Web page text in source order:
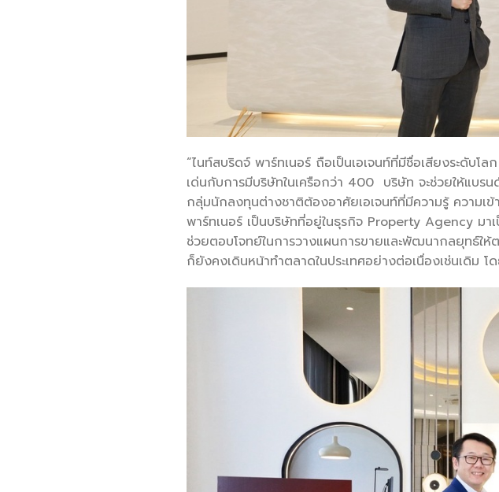
“ไนท์สบริดจ์ พาร์ทเนอร์ ถือเป็นเอเจนท์ที่มีชื่อเสียงระดับ
เด่นกับการมีบริษัทในเครือกว่า 400 บริษัท จะช่วยให้แบร
กลุ่มนักลงทุนต่างชาติต้องอาศัยเอเจนท์ที่มีความรู้ ความเข้
พาร์ทเนอร์ เป็นบริษัทที่อยู่ในธุรกิจ Property Agency มา
ช่วยตอบโจทย์ในการวางแผนการขายและพัฒนากลยุทธ์ใ
ก็ยังคงเดินหน้าทำตลาดในประเทศอย่างต่อเนื่องเช่นเดิม